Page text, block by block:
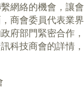
網絡的機會，讓
商會委員代表業
府部門緊密合作
科技商會的詳情